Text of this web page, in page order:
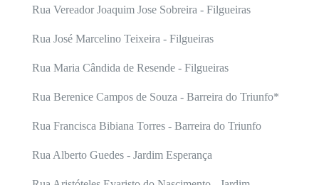
Rua Vereador Joaquim Jose Sobreira - Filgueiras
Rua José Marcelino Teixeira - Filgueiras
Rua Maria Cândida de Resende - Filgueiras
Rua Berenice Campos de Souza - Barreira do Triunfo*
Rua Francisca Bibiana Torres - Barreira do Triunfo
Rua Alberto Guedes - Jardim Esperança